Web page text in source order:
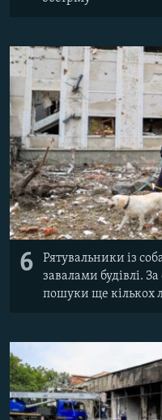
6
Рятувальники із
завалами будівлі.
пошуки ще кількох